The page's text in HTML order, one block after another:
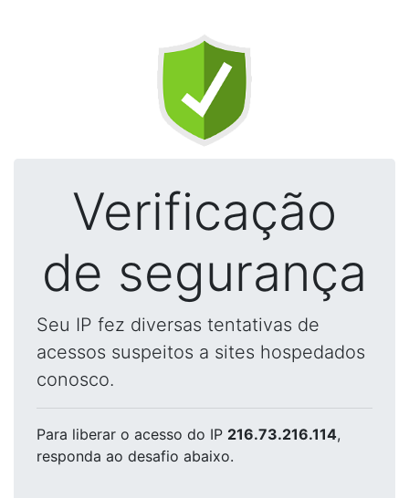
Verificação
de segurança
Seu IP fez diversas tentativas de
acessos suspeitos a sites hospedados
conosco.
Para liberar o acesso do IP 216.73.216.114,
responda ao desafio abaixo.